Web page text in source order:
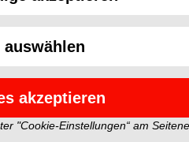
10 weltweit führenden
der präventiven
arbeiten in mehr als 20
Einsatz für die
weltweit.“
auswählen
akzeptieren
"Cookie-Einstellungen“ am